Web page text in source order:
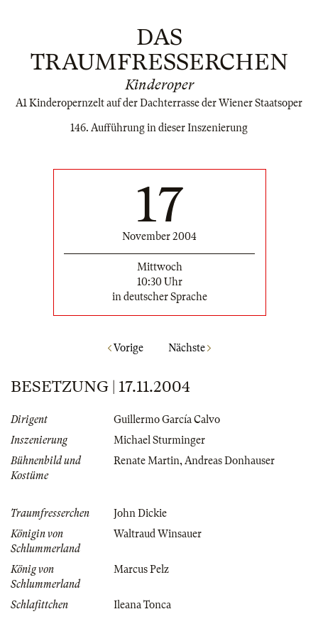
DAS
TRAUMFRESSERCHEN
Kinderoper
A1 Kinderopernzelt auf der Dachterrasse der Wiener Staatsoper
146. Aufführung in dieser Inszenierung
17
November 2004
Mittwoch
10:30 Uhr
in deutscher Sprache
Vorige Nächste
BESETZUNG | 17.11.2004
Dirigent
Guillermo García Calvo
Inszenierung
Michael Sturminger
Bühnenbild und
Kostüme
Renate Martin, Andreas Donhauser
Traumfresserchen
John Dickie
Königin von
Schlummerland
Waltraud Winsauer
König von
Schlummerland
Marcus Pelz
Schlafittchen Ileana Tonca